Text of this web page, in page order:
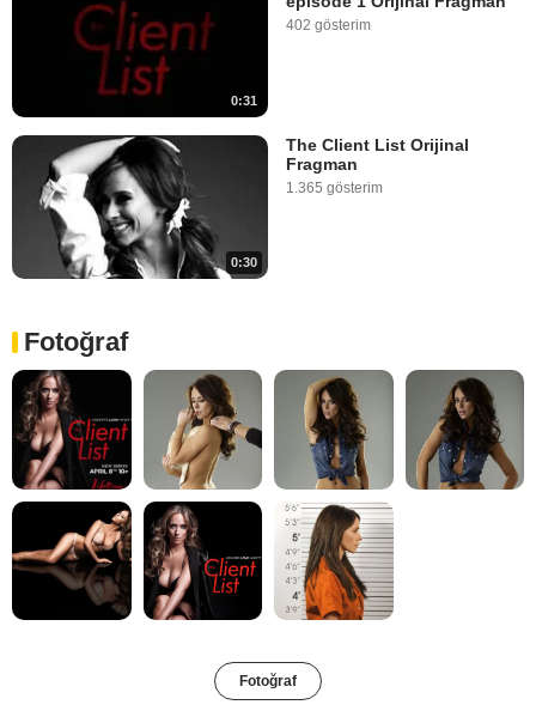
0:31
402 gösterim
0:30
The Client List Orijinal
Fragman
1.365 gösterim
Fotoğraf
Fotoğraf